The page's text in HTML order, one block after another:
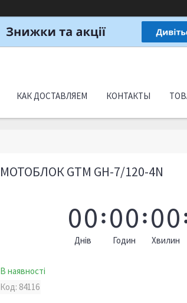
КАК ДОСТАВЛЯЕМ КОНТАКТЫ
МОТОБЛОК GTM GH-7/120-4N
00
Днів
00
Годин
00
Хвилин
В наявності
Код: 84116